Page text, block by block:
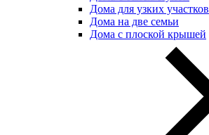
Дома для узких участков
Дома на две семьи
Дома с плоской крышей